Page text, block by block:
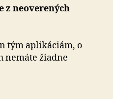
z neoverených
tým aplikáciám, o
nemáte žiadne